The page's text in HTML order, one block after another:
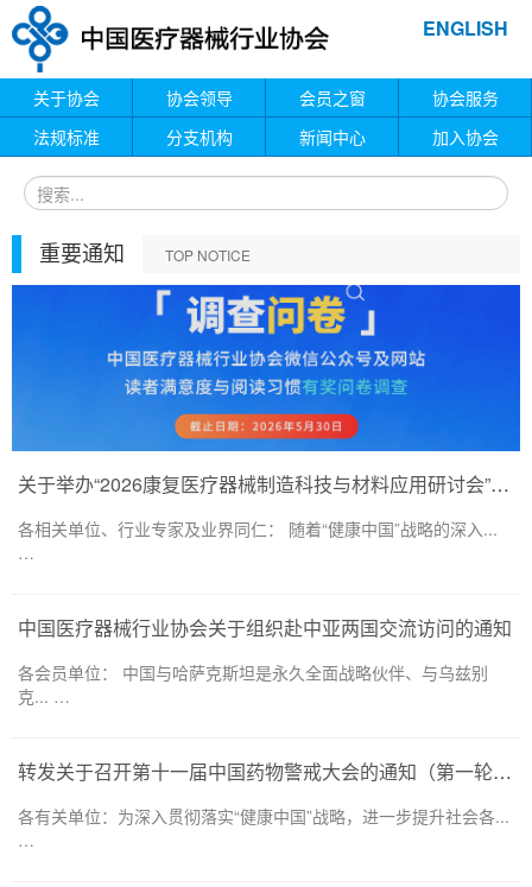
ENGLISH
关于协会 协会领导 会员之窗
协会服务
法规标准
分支机构 新闻中心 加入协会
重要通知 TOP NOTICE
关于举办“2026康复医疗器械制造科技与材料应用研讨会”的通知
各相关单位、行业专家及业界同仁： 随着“健康中国”战略的深入...
…
中国医疗器械行业协会关于组织赴中亚两国交流访问的通知
各会员单位： 中国与哈萨克斯坦是永久全面战略伙伴、与乌兹别
克... …
转发关于召开第十一届中国药物警戒大会的通知（第一轮）——药品和医疗器械领域
各有关单位：为深入贯彻落实“健康中国”战略，进一步提升社会各...
…